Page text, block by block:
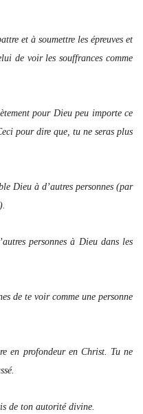
et à soumettre les épreuves et
de voir les souffrances comme
pour Dieu peu importe ce
pour dire que, tu ne seras plus
à d’autres personnes (par
personnes à Dieu dans les
de te voir comme une personne
profondeur en Christ. Tu ne
de ton autorité divine.